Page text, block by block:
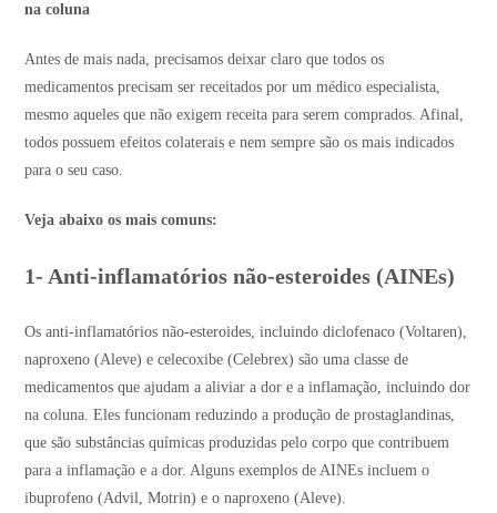
na coluna
Antes de mais nada, precisamos deixar claro que todos os
medicamentos precisam ser receitados por um médico especialista,
mesmo aqueles que não exigem receita para serem comprados. Afinal,
todos possuem efeitos colaterais e nem sempre são os mais indicados
para o seu caso.
Veja abaixo os mais comuns:
1- Anti-inflamatórios não-esteroides (AINEs)
Os anti-inflamatórios não-esteroides, incluindo diclofenaco (Voltaren),
naproxeno (Aleve) e celecoxibe (Celebrex) são uma classe de
medicamentos que ajudam a aliviar a dor e a inflamação, incluindo dor
na coluna. Eles funcionam reduzindo a produção de prostaglandinas,
que são substâncias químicas produzidas pelo corpo que contribuem
para a inflamação e a dor. Alguns exemplos de AINEs incluem o
ibuprofeno (Advil, Motrin) e o naproxeno (Aleve).